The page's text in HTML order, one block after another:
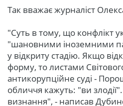
Так вважає журналіст
"Суть в тому, що конфлікт
"шановними іноземними
у відкриту стадію. Якщо
форму, то листами
антикорупційне суді -
обличчя кажуть: "ви
визнання", - написав